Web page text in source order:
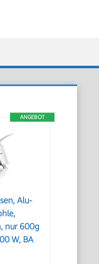
ANGEBOT
Alu-
nur 600g
W, BA